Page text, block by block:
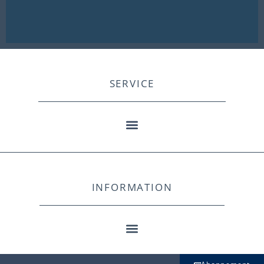
SERVICE
INFORMATION